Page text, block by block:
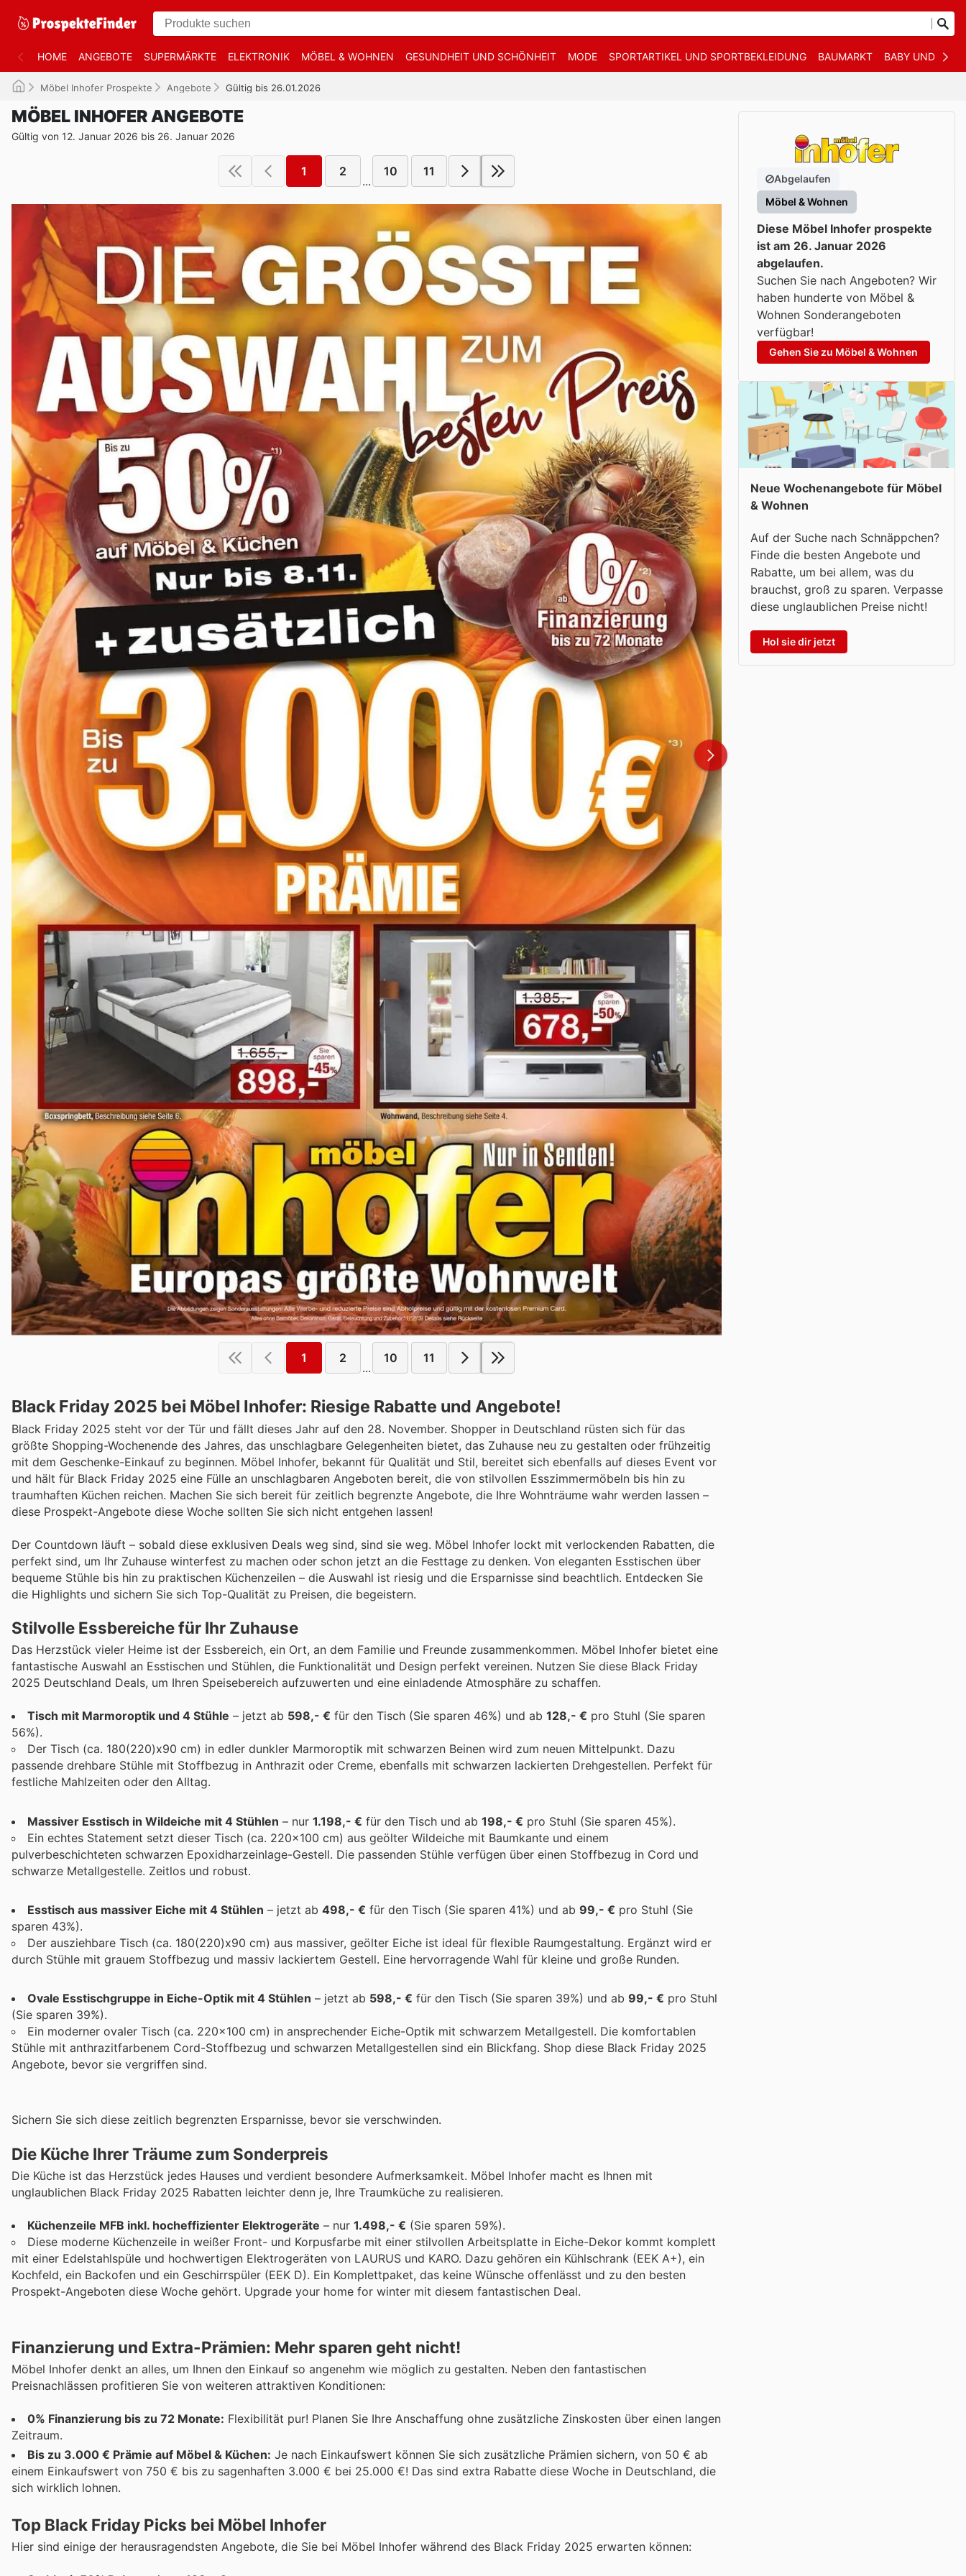
HOME ANGEBOTE SUPERMÄRKTE ELEKTRONIK MÖBEL & WOHNEN GESUNDHEIT UND SCHÖNHEIT MODE SPORTARTIKEL UND SPORTBEKLEIDUNG BAUMARKT BABY UND KIND
Möbel Inhofer Prospekte Angebote Gültig bis 26.01.2026
MÖBEL INHOFER ANGEBOTE
Gültig von 12. Januar 2026 bis 26. Januar 2026
1 2
...
10 11
1 2
...
10 11
Black Friday 2025 bei Möbel Inhofer: Riesige Rabatte und Angebote!
Black Friday 2025 steht vor der Tür und fällt dieses Jahr auf den 28. November. Shopper in Deutschland rüsten sich für das
größte Shopping-Wochenende des Jahres, das unschlagbare Gelegenheiten bietet, das Zuhause neu zu gestalten oder frühzeitig
mit dem Geschenke-Einkauf zu beginnen. Möbel Inhofer, bekannt für Qualität und Stil, bereitet sich ebenfalls auf dieses Event vor
und hält für Black Friday 2025 eine Fülle an unschlagbaren Angeboten bereit, die von stilvollen Esszimmermöbeln bis hin zu
traumhaften Küchen reichen. Machen Sie sich bereit für zeitlich begrenzte Angebote, die Ihre Wohnträume wahr werden lassen –
diese Prospekt-Angebote diese Woche sollten Sie sich nicht entgehen lassen!
Der Countdown läuft – sobald diese exklusiven Deals weg sind, sind sie weg. Möbel Inhofer lockt mit verlockenden Rabatten, die
perfekt sind, um Ihr Zuhause winterfest zu machen oder schon jetzt an die Festtage zu denken. Von eleganten Esstischen über
bequeme Stühle bis hin zu praktischen Küchenzeilen – die Auswahl ist riesig und die Ersparnisse sind beachtlich. Entdecken Sie
die Highlights und sichern Sie sich Top-Qualität zu Preisen, die begeistern.
Stilvolle Essbereiche für Ihr Zuhause
Das Herzstück vieler Heime ist der Essbereich, ein Ort, an dem Familie und Freunde zusammenkommen. Möbel Inhofer bietet eine
fantastische Auswahl an Esstischen und Stühlen, die Funktionalität und Design perfekt vereinen. Nutzen Sie diese Black Friday
2025 Deutschland Deals, um Ihren Speisebereich aufzuwerten und eine einladende Atmosphäre zu schaffen.
Tisch mit Marmoroptik und 4 Stühle – jetzt ab 598,- € für den Tisch (Sie sparen 46%) und ab 128,- € pro Stuhl (Sie sparen
56%).
Der Tisch (ca. 180(220)x90 cm) in edler dunkler Marmoroptik mit schwarzen Beinen wird zum neuen Mittelpunkt. Dazu
passende drehbare Stühle mit Stoffbezug in Anthrazit oder Creme, ebenfalls mit schwarzen lackierten Drehgestellen. Perfekt für
festliche Mahlzeiten oder den Alltag.
Massiver Esstisch in Wildeiche mit 4 Stühlen – nur 1.198,- € für den Tisch und ab 198,- € pro Stuhl (Sie sparen 45%).
Ein echtes Statement setzt dieser Tisch (ca. 220x100 cm) aus geölter Wildeiche mit Baumkante und einem
pulverbeschichteten schwarzen Epoxidharzeinlage-Gestell. Die passenden Stühle verfügen über einen Stoffbezug in Cord und
schwarze Metallgestelle. Zeitlos und robust.
Esstisch aus massiver Eiche mit 4 Stühlen – jetzt ab 498,- € für den Tisch (Sie sparen 41%) und ab 99,- € pro Stuhl (Sie
sparen 43%).
Der ausziehbare Tisch (ca. 180(220)x90 cm) aus massiver, geölter Eiche ist ideal für flexible Raumgestaltung. Ergänzt wird er
durch Stühle mit grauem Stoffbezug und massiv lackiertem Gestell. Eine hervorragende Wahl für kleine und große Runden.
Ovale Esstischgruppe in Eiche-Optik mit 4 Stühlen – jetzt ab 598,- € für den Tisch (Sie sparen 39%) und ab 99,- € pro Stuhl
(Sie sparen 39%).
Ein moderner ovaler Tisch (ca. 220x100 cm) in ansprechender Eiche-Optik mit schwarzem Metallgestell. Die komfortablen
Stühle mit anthrazitfarbenem Cord-Stoffbezug und schwarzen Metallgestellen sind ein Blickfang. Shop diese Black Friday 2025
Angebote, bevor sie vergriffen sind.
Sichern Sie sich diese zeitlich begrenzten Ersparnisse, bevor sie verschwinden.
Die Küche Ihrer Träume zum Sonderpreis
Die Küche ist das Herzstück jedes Hauses und verdient besondere Aufmerksamkeit. Möbel Inhofer macht es Ihnen mit
unglaublichen Black Friday 2025 Rabatten leichter denn je, Ihre Traumküche zu realisieren.
Küchenzeile MFB inkl. hocheffizienter Elektrogeräte – nur 1.498,- € (Sie sparen 59%).
Diese moderne Küchenzeile in weißer Front- und Korpusfarbe mit einer stilvollen Arbeitsplatte in Eiche-Dekor kommt komplett
mit einer Edelstahlspüle und hochwertigen Elektrogeräten von LAURUS und KARO. Dazu gehören ein Kühlschrank (EEK A+), ein
Kochfeld, ein Backofen und ein Geschirrspüler (EEK D). Ein Komplettpaket, das keine Wünsche offenlässt und zu den besten
Prospekt-Angeboten diese Woche gehört. Upgrade your home for winter mit diesem fantastischen Deal.
Finanzierung und Extra-Prämien: Mehr sparen geht nicht!
Möbel Inhofer denkt an alles, um Ihnen den Einkauf so angenehm wie möglich zu gestalten. Neben den fantastischen
Preisnachlässen profitieren Sie von weiteren attraktiven Konditionen:
0% Finanzierung bis zu 72 Monate: Flexibilität pur! Planen Sie Ihre Anschaffung ohne zusätzliche Zinskosten über einen langen
Zeitraum.
Bis zu 3.000 € Prämie auf Möbel & Küchen: Je nach Einkaufswert können Sie sich zusätzliche Prämien sichern, von 50 € ab
einem Einkaufswert von 750 € bis zu sagenhaften 3.000 € bei 25.000 €! Das sind extra Rabatte diese Woche in Deutschland, die
sich wirklich lohnen.
Top Black Friday Picks bei Möbel Inhofer
Hier sind einige der herausragendsten Angebote, die Sie bei Möbel Inhofer während des Black Friday 2025 erwarten können:
Abgelaufen
Möbel & Wohnen
Diese Möbel Inhofer prospekte
ist am 26. Januar 2026
abgelaufen.
Suchen Sie nach Angeboten? Wir
haben hunderte von Möbel &
Wohnen Sonderangeboten
verfügbar!
Gehen Sie zu Möbel & Wohnen
Neue Wochenangebote für Möbel
& Wohnen
Auf der Suche nach Schnäppchen?
Finde die besten Angebote und
Rabatte, um bei allem, was du
brauchst, groß zu sparen. Verpasse
diese unglaublichen Preise nicht!
Hol sie dir jetzt